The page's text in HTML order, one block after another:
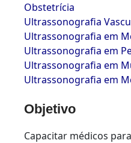
Obstetrícia
Ultrassonografia
Ultrassonografia em
Ultrassonografia em
Ultrassonografia em
Ultrassonografia em
Objetivo
Capacitar médicos